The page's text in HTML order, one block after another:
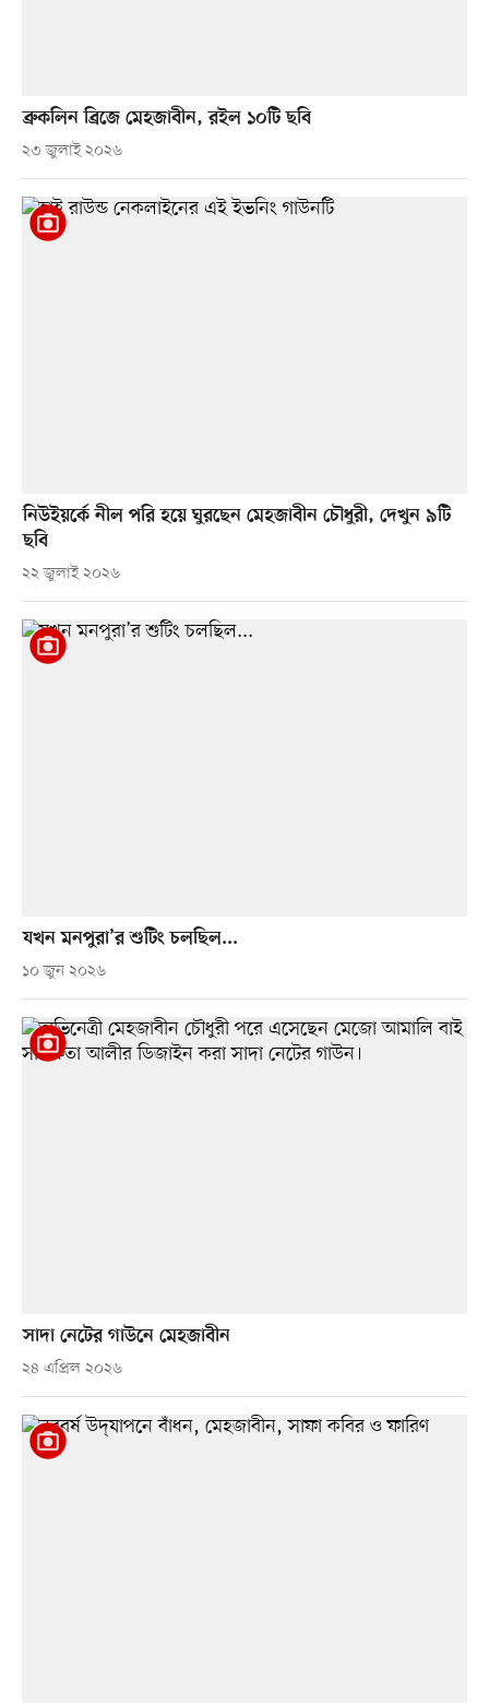
ব্রুকলিন ব্রিজে মেহজাবীন, রইল ১০টি ছবি
২৩ জুলাই ২০২৬
নিউইয়র্কে নীল পরি হয়ে ঘুরছেন মেহজাবীন চৌধুরী, দেখুন ৯টি
ছবি
২২ জুলাই ২০২৬
যখন মনপুরা’র শুটিং চলছিল...
১০ জুন ২০২৬
সাদা নেটের গাউনে মেহজাবীন
২৪ এপ্রিল ২০২৬